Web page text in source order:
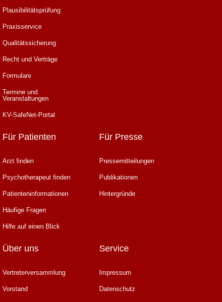
Plausibilitätsprüfung
Praxisservice
Qualitätssicherung
Recht und Verträge
Formulare
Termine und
Veranstaltungen
KV-SafeNet-Portal
Für Patienten
Arzt finden
Psychotherapeut finden
Patienteninformationen
Häufige Fragen
Hilfe auf einen Blick
Für Presse
Pressemitteilungen
Publikationen
Hintergründe
Über uns
Vertreterversammlung
Vorstand
Service
Impressum
Datenschutz